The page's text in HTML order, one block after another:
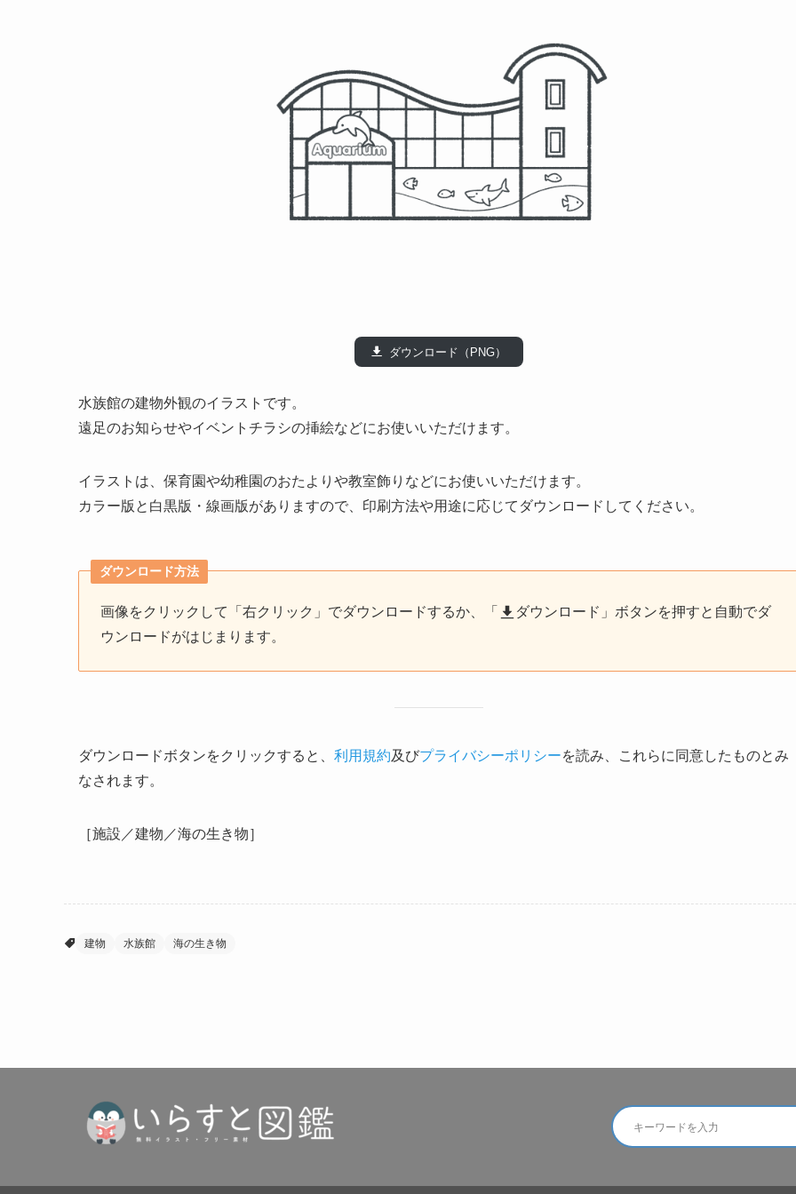
ダウンロード（PNG）
水族館の建物外観のイラストです。
遠足のお知らせやイベントチラシの挿絵などにお使いいただけます。
イラストは、保育園や幼稚園のおたよりや教室飾りなどにお使いいただけます。
カラー版と白黒版・線画版がありますので、印刷方法や用途に応じてダウンロードしてください。
ダウンロード方法
画像をクリックして「右クリック」でダウンロードするか、「
ダウンロード」ボタンを押すと自動でダ
ウンロードがはじまります。
ダウンロードボタンをクリックすると、 利用規約及びプライバシーポリシーを読み、これらに同意したものとみ
なされます。
［施設／建物／海の生き物］
建物 水族館 海の生き物